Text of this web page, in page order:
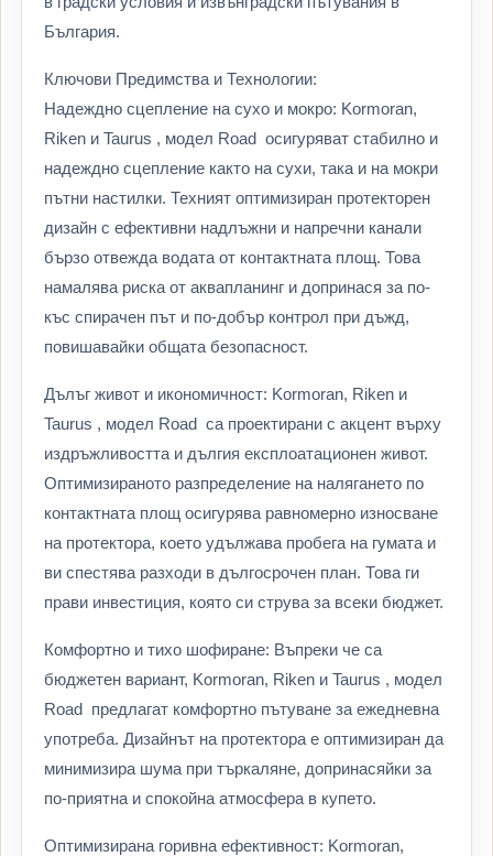
България.
Ключови Предимства и Технологии:
Надеждно сцепление на сухо и мокро: Kormoran,
Riken и Taurus , модел Road осигуряват стабилно и
надеждно сцепление както на сухи, така и на мокри
пътни настилки. Техният оптимизиран протекторен
дизайн с ефективни надлъжни и напречни канали
бързо отвежда водата от контактната площ. Това
намалява риска от аквапланинг и допринася за по-
къс спирачен път и по-добър контрол при дъжд,
повишавайки общата безопасност.
Дълъг живот и икономичност: Kormoran, Riken и
Taurus , модел Road са проектирани с акцент върху
издръжливостта и дългия експлоатационен живот.
Оптимизираното разпределение на налягането по
контактната площ осигурява равномерно износване
на протектора, което удължава пробега на гумата и
ви спестява разходи в дългосрочен план. Това ги
прави инвестиция, която си струва за всеки бюджет.
Комфортно и тихо шофиране: Въпреки че са
бюджетен вариант, Kormoran, Riken и Taurus , модел
Road предлагат комфортно пътуване за ежедневна
употреба. Дизайнът на протектора е оптимизиран да
минимизира шума при търкаляне, допринасяйки за
по-приятна и спокойна атмосфера в купето.
Оптимизирана горивна ефективност: Kormoran,